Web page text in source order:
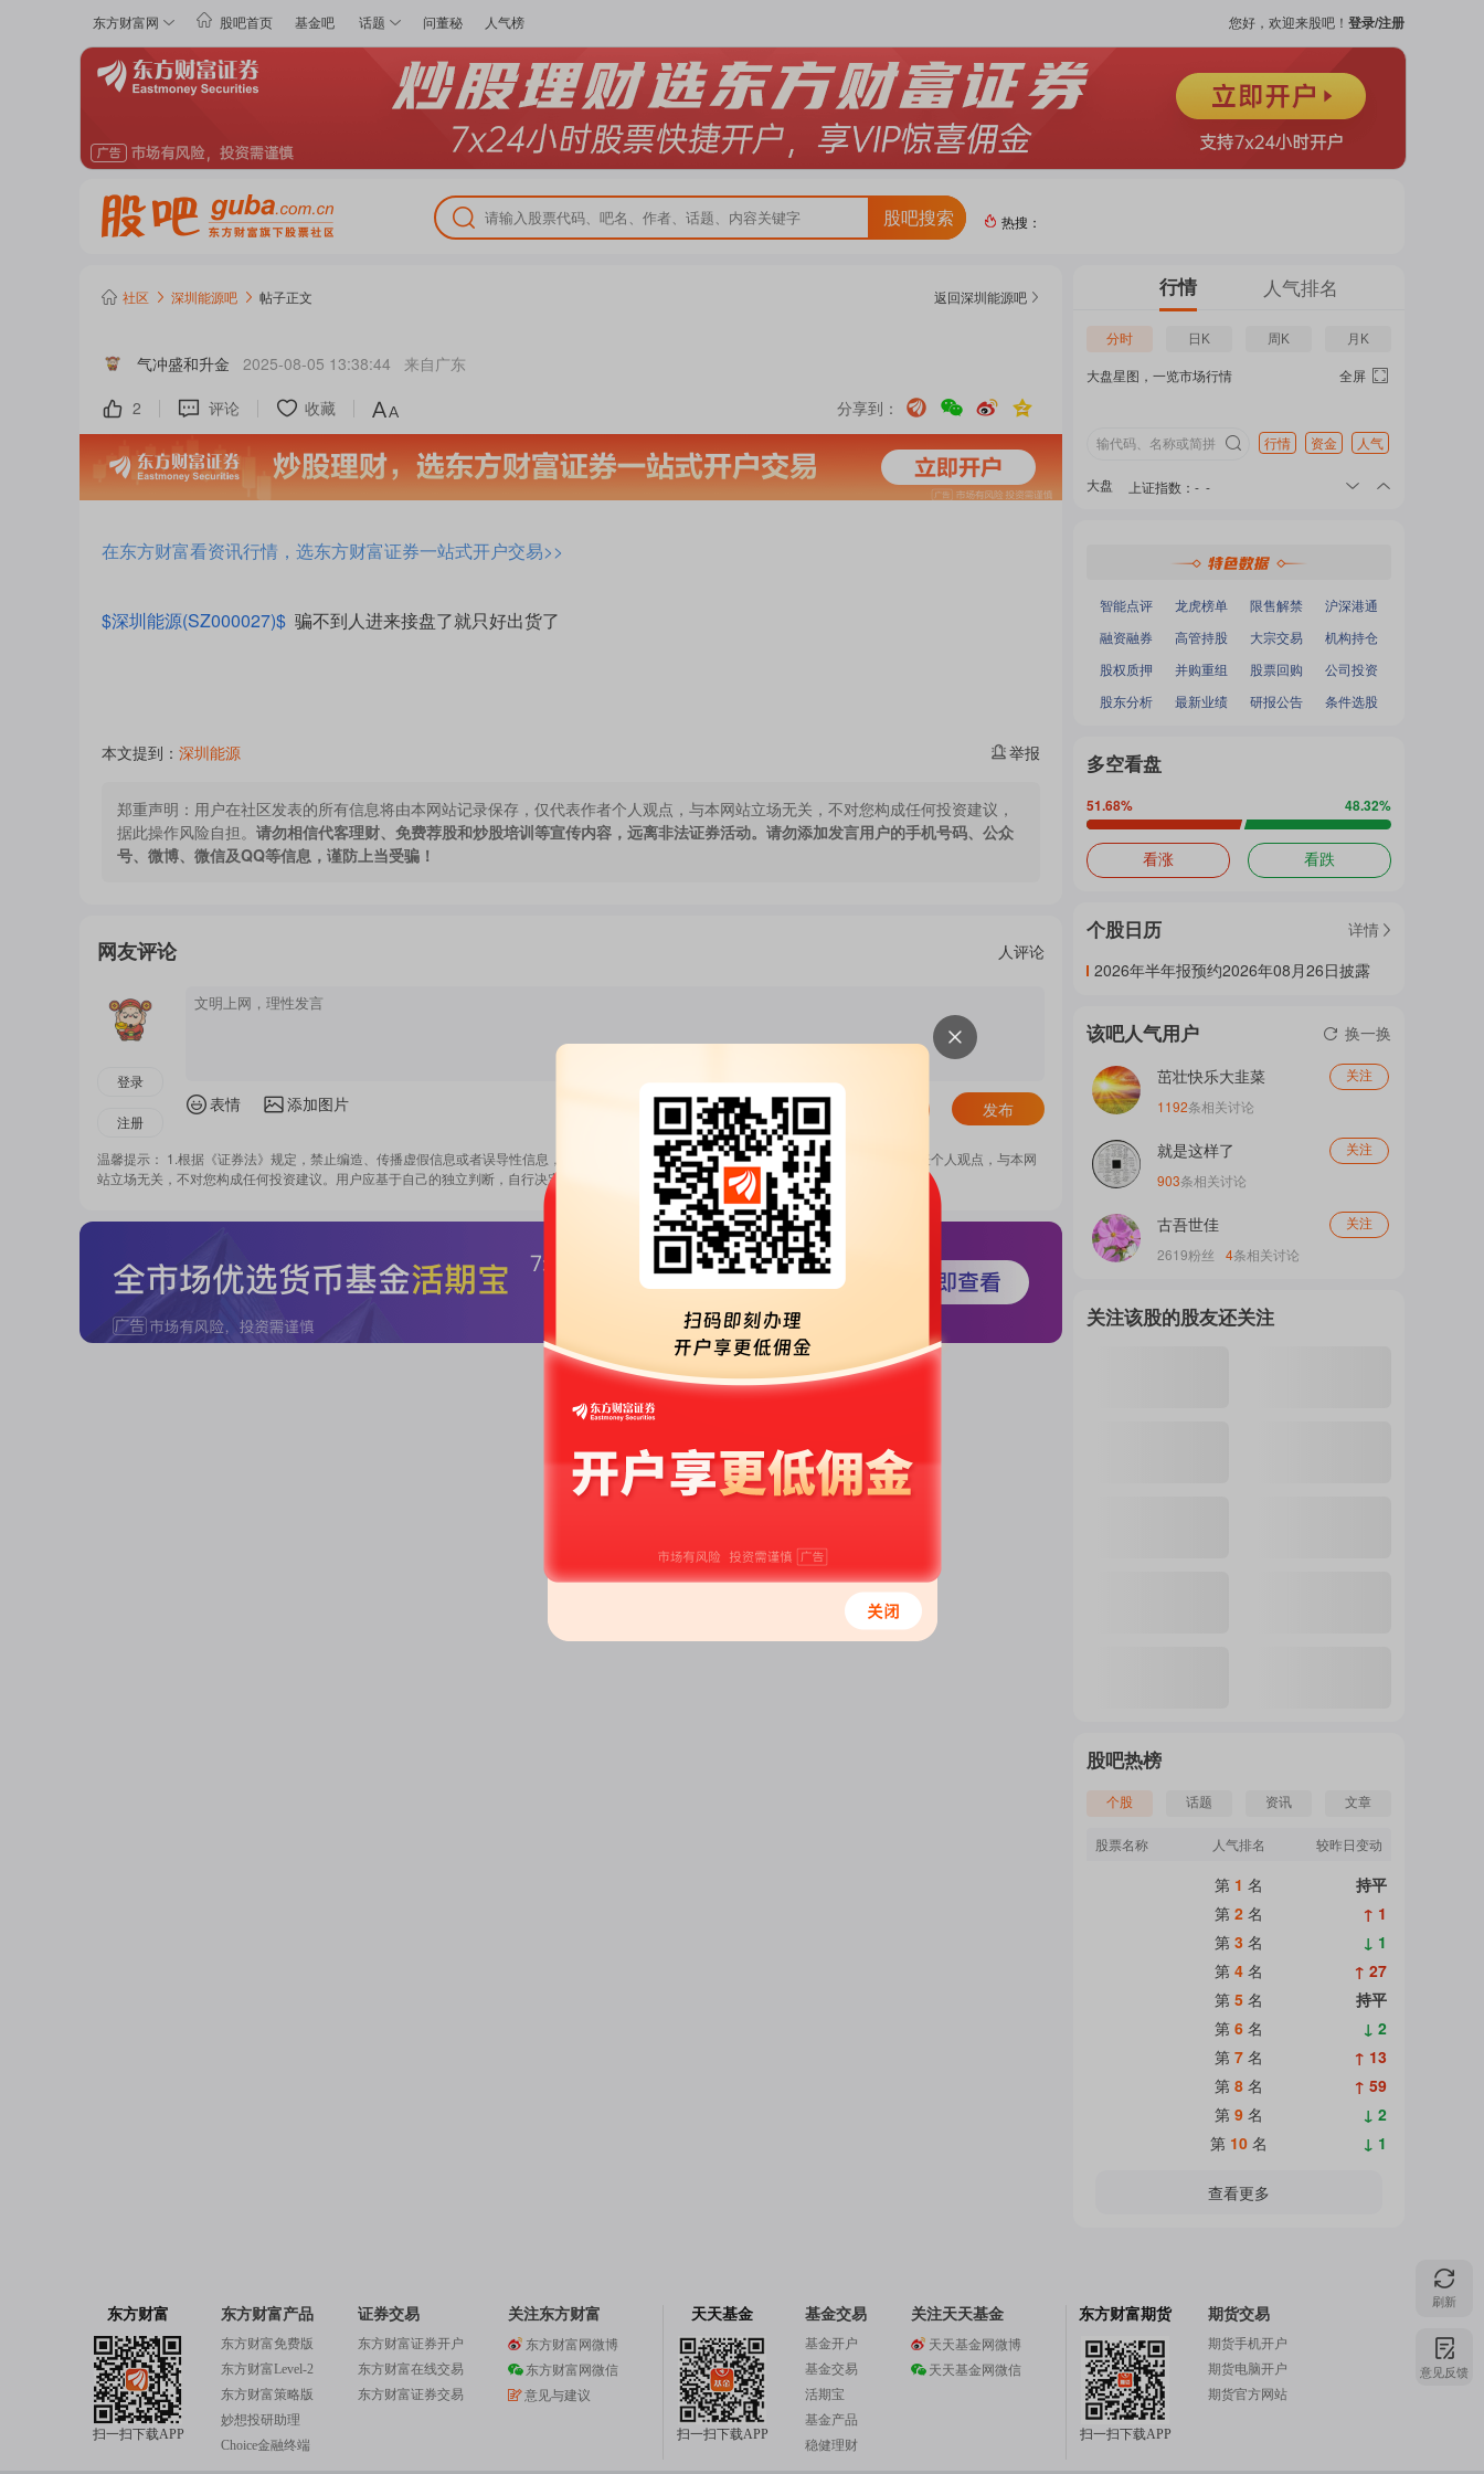
东方财富网 股吧首页 基金吧 话题 问董秘 人气榜 您好，欢迎来股吧！ 登录/注册
股吧搜索
热门
吧
热
题
热
概
热搜：
社区 深圳能源吧 帖子正文 返回深圳能源吧
气冲盛和升金 2025-08-05 13:38:44 来自广东
2
评论 收藏 分享到：
在东方财富看资讯行情，选东方财富证券一站式开户交易>>
$深圳能源(SZ000027)$ 骗不到人进来接盘了就只好出货了
本文提到： 深圳能源 举报
郑重声明： 用户在社区发表的所有信息将由本网站记录保存，仅代表作者个人观点，与本网站立场无关，不对您构成任何投资建议，
据此操作风险自担。 请勿相信代客理财、免费荐股和炒股培训等宣传内容，远离非法证券活动。请勿添加发言用户的手机号码、公众
号、微博、微信及QQ等信息，谨防上当受骗！
网友评论 人评论
登录
注册
表情 添加图片 发布
温馨提示： 1.根据《证券法》规定，禁止编造、传播虚假信息或者误导性信息，扰乱证券市场；2.用户在本社区发表的所有资料、言论等仅代表个人观点，与本网
站立场无关，不对您构成任何投资建议。用户应基于自己的独立判断，自行决定证券投资并承担相应风险。 《东方财富社区管理规定》
行情 人气排名
分时 日K 周K 月K
大盘星图，一览市场行情 全屏
行情 资金 人气
大盘 上证指数 ： - -
：- -
智能点评 龙虎榜单 限售解禁
沪深港通
融资融券
高管持股 大宗交易
机构持仓
股权质押
并购重组 股票回购
公司投资
股东分析
最新业绩 研报公告 条件选股
多空看盘
51.68% 48.32%
看涨 看跌
个股日历
详情
2026年半年报预约2026年08月26日披露
该吧人气用户 换一换
茁壮快乐大韭菜 关注
1192条相关讨论
就是这样了 关注
903条相关讨论
古吾世佳 关注
2619粉丝 4条相关讨论
关注该股的股友还关注
股吧热榜
个股 话题 资讯 文章
股票名称 人气排名 较昨日变动
第 1 名
持平
第 2 名
↑ 1
第 3 名
↓ 1
第 4 名
↑ 27
第 5 名
持平
第 6 名
↓ 2
第 7 名
↑ 13
第 8 名
↑ 59
第 9 名
↓ 2
第 10 名 ↓ 1
查看更多
刷新
意见反馈
东方财富
扫一扫下载APP
东方财富产品
东方财富免费版
东方财富Level-2
东方财富策略版
妙想投研助理
Choice金融终端
证券交易
东方财富证券开户
东方财富在线交易
东方财富证券交易
关注东方财富
东方财富网微博
东方财富网微信
意见与建议
天天基金
扫一扫下载APP
基金交易
基金开户
基金交易
活期宝
基金产品
稳健理财
关注天天基金
天天基金网微博
天天基金网微信
东方财富期货
扫一扫下载APP
期货交易
期货手机开户
期货电脑开户
期货官方网站